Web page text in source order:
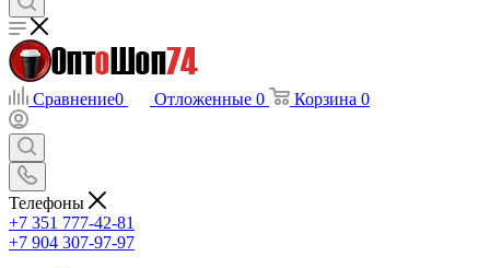
Сравнение0 Отложенные 0 Корзина 0
Телефоны
+7 351 777-42-81
+7 904 307-97-97